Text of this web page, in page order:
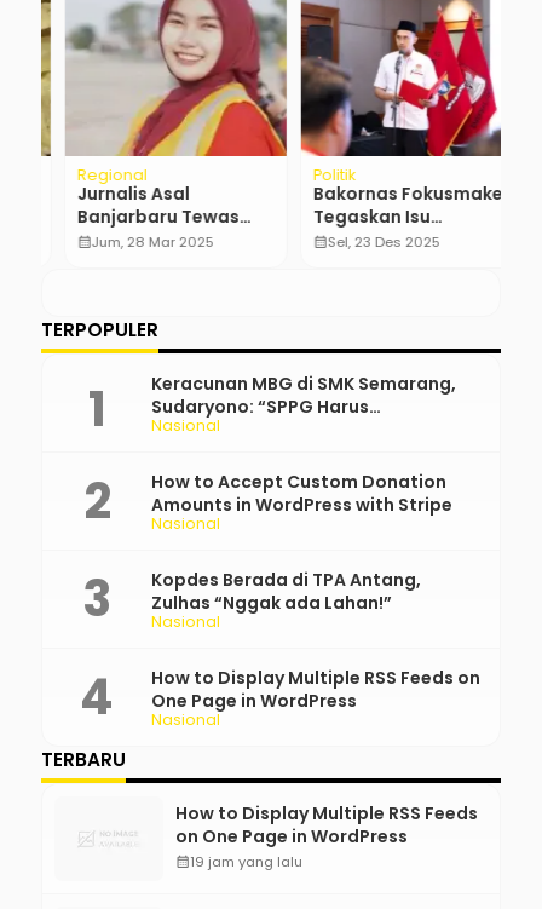
Regional
Jurnalis Asal
Banjarbaru Tewas
Dibunuh, Oknum TNI
Jum, 28 Mar 2025
Politik
Bakornas Fokusmaker
Tegaskan Isu
Dualisme SOKSI Tidak
Sel, 23 Des 2025
TERPOPULER
Nasional
Keracunan MBG di SMK Semarang,
Sudaryono: “SPPG Harus
Bertanggung Jawab!”
Nasional
How to Accept Custom Donation
Amounts in WordPress with Stripe
Nasional
Kopdes Berada di TPA Antang,
Zulhas “Nggak ada Lahan!”
Nasional
How to Display Multiple RSS Feeds on
One Page in WordPress
TERBARU
How to Display Multiple RSS Feeds
on One Page in WordPress
calendar_month19 jam yang lalu